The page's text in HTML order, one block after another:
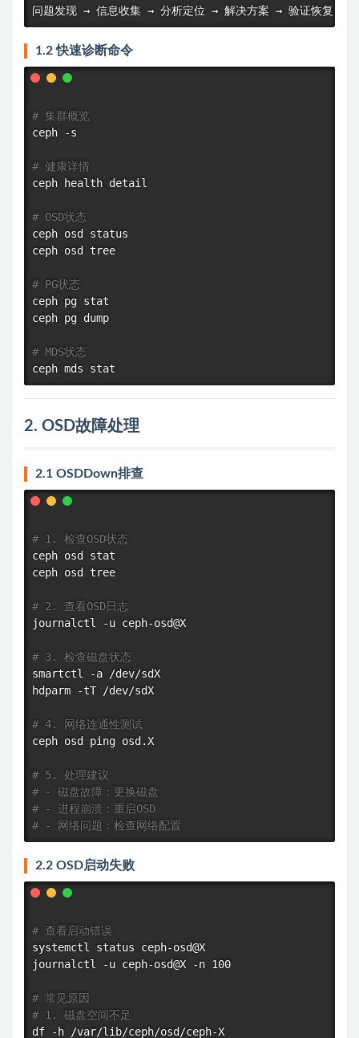
1.2 快速诊断命令
# 集群概览
ceph -s
# 健康详情
ceph health detail
# OSD状态
ceph osd status
ceph osd tree
# PG状态
ceph pg stat
ceph pg dump
# MDS状态
ceph mds stat
2. OSD故障处理
2.1 OSDDown排查
# 1. 检查OSD状态
ceph osd stat
ceph osd tree
# 2. 查看OSD日志
journalctl -u ceph-osd@X
# 3. 检查磁盘状态
smartctl -a /dev/sdX
hdparm -tT /dev/sdX
# 4. 网络连通性测试
ceph osd ping osd.X
# 5. 处理建议
# - 磁盘故障：更换磁盘
# - 进程崩溃：重启OSD
# - 网络问题：检查网络配置
2.2 OSD启动失败
# 查看启动错误
systemctl status ceph-osd@X
journalctl -u ceph-osd@X -n 100
# 常见原因
# 1. 磁盘空间不足
df -h /var/lib/ceph/osd/ceph-X